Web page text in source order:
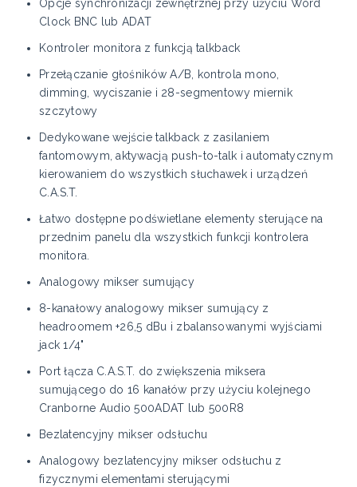
Opcje synchronizacji zewnętrznej przy użyciu Word
Clock BNC lub ADAT
Kontroler monitora z funkcją talkback
Przełączanie głośników A/B, kontrola mono,
dimming, wyciszanie i 28-segmentowy miernik
szczytowy
Dedykowane wejście talkback z zasilaniem
fantomowym, aktywacją push-to-talk i automatycznym
kierowaniem do wszystkich słuchawek i urządzeń
C.A.S.T.
Łatwo dostępne podświetlane elementy sterujące na
przednim panelu dla wszystkich funkcji kontrolera
monitora.
Analogowy mikser sumujący
8-kanałowy analogowy mikser sumujący z
headroomem +26,5 dBu i zbalansowanymi wyjściami
jack 1/4"
Port łącza C.A.S.T. do zwiększenia miksera
sumującego do 16 kanałów przy użyciu kolejnego
Cranborne Audio 500ADAT lub 500R8
Bezlatencyjny mikser odsłuchu
Analogowy bezlatencyjny mikser odsłuchu z
fizycznymi elementami sterującymi